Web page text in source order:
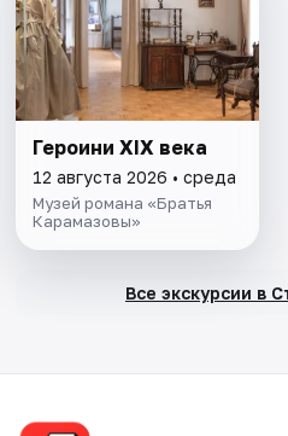
Героини XIX века
12 августа 2026 • среда
Музей романа «Братья
Карамазовы»
Все экскурсии в